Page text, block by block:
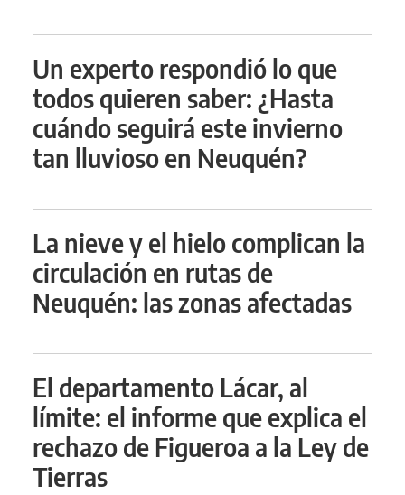
Un experto respondió lo que
todos quieren saber: ¿Hasta
cuándo seguirá este invierno
tan lluvioso en Neuquén?
La nieve y el hielo complican la
circulación en rutas de
Neuquén: las zonas afectadas
El departamento Lácar, al
límite: el informe que explica el
rechazo de Figueroa a la Ley de
Tierras